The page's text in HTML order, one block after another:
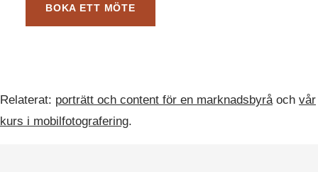
BOKA ETT MÖTE
Relaterat: porträtt och content för en marknadsbyrå och vår
kurs i mobilfotografering.